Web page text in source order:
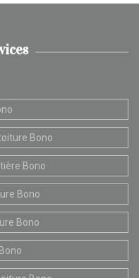
Bono
Bono
Bono
Bono